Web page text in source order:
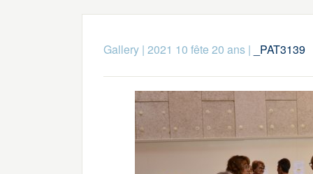
Gallery| 2021 10 fête 20 ans| _PAT3139